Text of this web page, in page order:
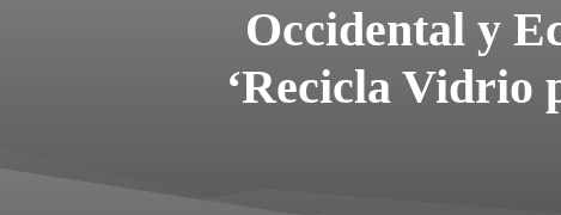
Occidental y
‘Recicla Vidrio